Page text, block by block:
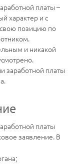
платы –
характер и с
позицию по
и никакой
заработной платы
платы
заявление. В